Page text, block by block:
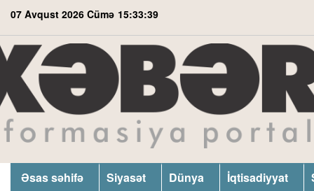
07 Avqust 2026 Cümə 15:33:40
Əsas səhifə Siyasət Dünya İqtisadiyyat